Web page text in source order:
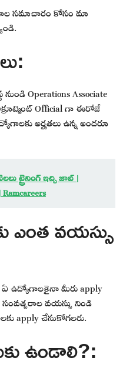
సమాచారం కోసం మా
Operations Associate
Official గా ఈరోజే
అర్హతలు ఉన్న అందరూ
ట్రైనింగ్ ఇచ్చి జాబ్ |
ఎంత వయస్సు
ఏ ఉద్యోగాలకైనా మీరు apply
వయస్సు నిండి
apply చేసుకోగలరు.
ఉండాలి?: